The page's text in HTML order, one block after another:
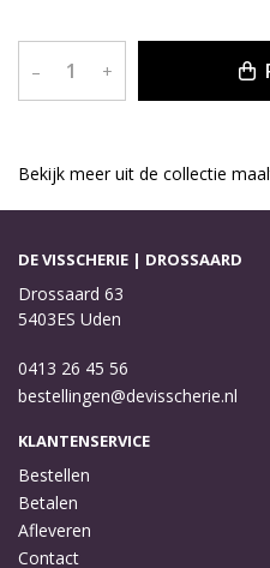
– +
Bekijk meer uit de collectie
DE VISSCHERIE | DROSSAARD
Drossaard 63
5403ES Uden
0413 26 45 56
bestellingen@devisscherie.nl
KLANTENSERVICE
Bestellen
Betalen
Afleveren
Contact